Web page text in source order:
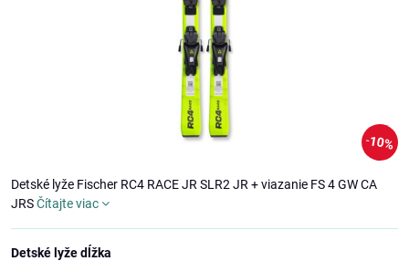
10%
Detské lyže Fischer RC4 RACE JR SLR2 JR + viazanie FS 4 GW CA
JRSČítajte viac
Detské lyže dĺžka